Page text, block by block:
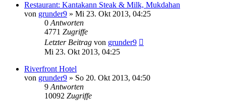
Restaurant: Kantakann Steak & Milk, Mukdahan
von grunder9 » Mi 23. Okt 2013, 04:25
0Antworten
4771 Zugriffe
Letzter Beitrag von grunder9
Mi 23. Okt 2013, 04:25
Riverfront Hotel
von grunder9 » So 20. Okt 2013, 04:50
9Antworten
10092 Zugriffe